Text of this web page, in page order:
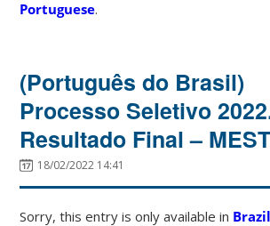
Portuguese.
(Português do Brasil)
Processo Seletivo
Resultado Final –
18/02/2022 14:41
Sorry, this entry is only available in